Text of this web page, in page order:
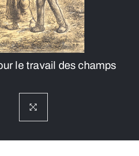
le travail des champs